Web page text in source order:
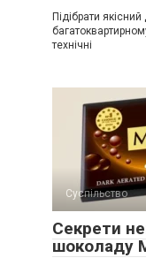
Підібрати
технічні
Суспільство
Секрети
шоколаду